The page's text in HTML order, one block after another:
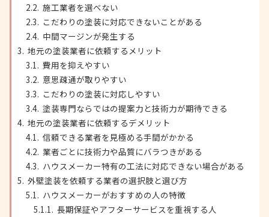
施工業者を選べない
こだわりの塗装に対応できないことがある
中間マージンが発生する
地元の塗装業者に依頼するメリット
費用を抑えやすい
意思疎通が取りやすい
こだわりの塗装に対応しやすい
塗装専門ならではの提案力と技術力が期待できる
地元の塗装業者に依頼するデメリット
信頼できる業者を見極める手間がかかる
業者ごとに技術力や品質にバラつきがある
ハウスメーカー特有の工法に対応できない場合がある
外壁塗装を依頼する業者の選択肢と選び方
ハウスメーカーがおすすめの人の特徴
長期保証やアフターサービスを重視する人